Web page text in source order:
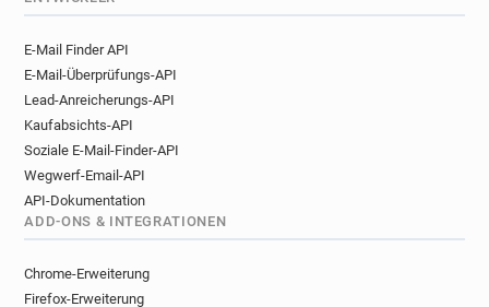
E-Mail Finder API
E-Mail-Überprüfungs-API
Lead-Anreicherungs-API
Kaufabsichts-API
Soziale E-Mail-Finder-API
Wegwerf-Email-API
API-Dokumentation
ADD-ONS & INTEGRATIONEN
Chrome-Erweiterung
Firefox-Erweiterung